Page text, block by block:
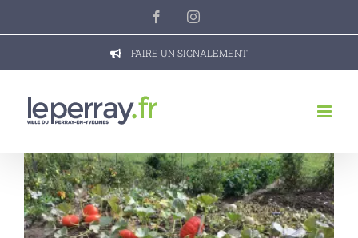
FacebookInstagram
FAIRE UN SIGNALEMENT